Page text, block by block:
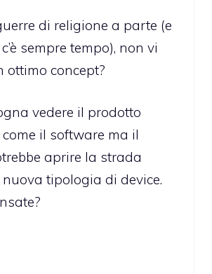
di religione a parte (e
sempre tempo), non vi
ottimo concept?
vedere il prodotto
il software ma il
aprire la strada
tipologia di device.